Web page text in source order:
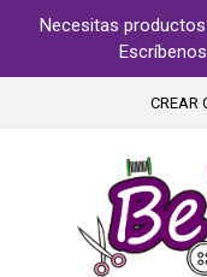
Necesitas
CREAR